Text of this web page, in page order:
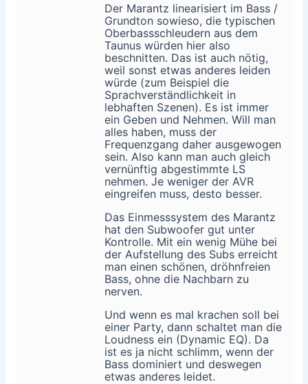
Der Marantz linearisiert im Bass /
Grundton sowieso, die typischen
Oberbassschleudern aus dem
Taunus würden hier also
beschnitten. Das ist auch nötig,
weil sonst etwas anderes leiden
würde (zum Beispiel die
Sprachverständlichkeit in
lebhaften Szenen). Es ist immer
ein Geben und Nehmen. Will man
alles haben, muss der
Frequenzgang daher ausgewogen
sein. Also kann man auch gleich
vernünftig abgestimmte LS
nehmen. Je weniger der AVR
eingreifen muss, desto besser.
Das Einmesssystem des Marantz
hat den Subwoofer gut unter
Kontrolle. Mit ein wenig Mühe bei
der Aufstellung des Subs erreicht
man einen schönen, dröhnfreien
Bass, ohne die Nachbarn zu
nerven.
Und wenn es mal krachen soll bei
einer Party, dann schaltet man die
Loudness ein (Dynamic EQ). Da
ist es ja nicht schlimm, wenn der
Bass dominiert und deswegen
etwas anderes leidet.